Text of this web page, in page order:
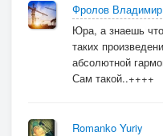
Фролов Владимир
Юра, а знаешь
таких
абсолютной
Сам такой..++++
Romanko Yuriy